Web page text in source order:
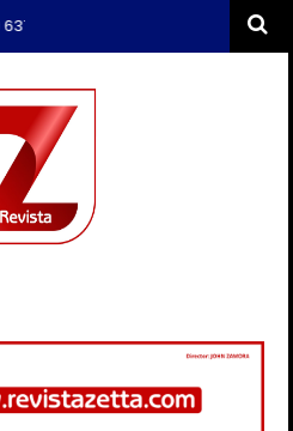
revista.zetta@gmail.com